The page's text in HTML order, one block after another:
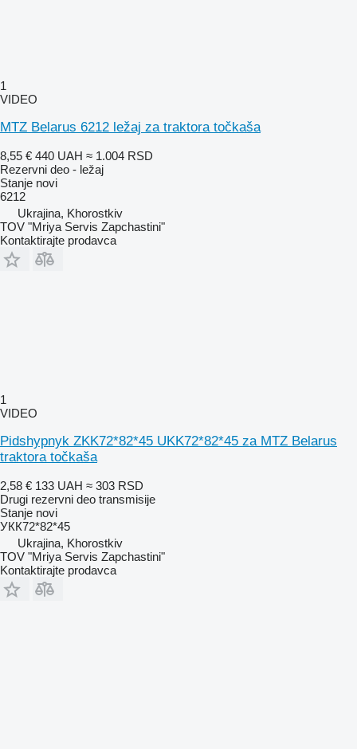
1
VIDEO
MTZ Belarus 6212 ležaj za traktora točkaša
8,55 € 440 UAH ≈ 1.004 RSD
Rezervni deo - ležaj
Stanje novi
6212
Ukrajina, Khorostkiv
TOV "Mriya Servis Zapchastini"
Kontaktirajte prodavca
1
VIDEO
Pidshypnyk ZKK72*82*45 UKK72*82*45 za MTZ Belarus
traktora točkaša
2,58 € 133 UAH ≈ 303 RSD
Drugi rezervni deo transmisije
Stanje novi
УКК72*82*45
Ukrajina, Khorostkiv
TOV "Mriya Servis Zapchastini"
Kontaktirajte prodavca